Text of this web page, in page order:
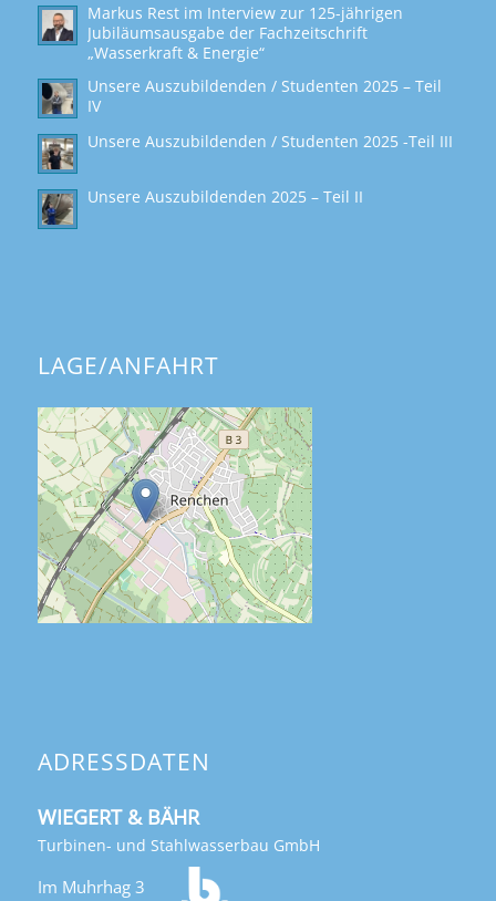
Markus Rest im Interview zur 125-jährigen
Jubiläumsausgabe der Fachzeitschrift
„Wasserkraft & Energie“
Unsere Auszubildenden / Studenten 2025 – Teil
IV
Unsere Auszubildenden / Studenten 2025 -Teil III
Unsere Auszubildenden 2025 – Teil II
LAGE/ANFAHRT
ADRESSDATEN
WIEGERT & BÄHR
Turbinen- und Stahlwasserbau GmbH
Im Muhrhag 3